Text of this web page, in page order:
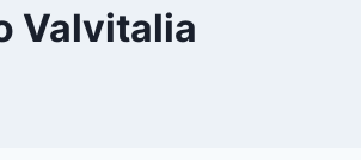
Valvitalia